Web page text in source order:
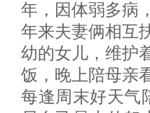
年，因体弱多病
年来夫妻俩相互
幼的女儿，维护
饭 ， 晚上陪母亲
每逢周末好天气